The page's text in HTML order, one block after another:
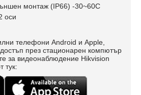
монтаж (IP66) -30~60C
оси
телефони Android и Apple,
през стационарен компютър
за видеонаблюдение Hikvision
тук: